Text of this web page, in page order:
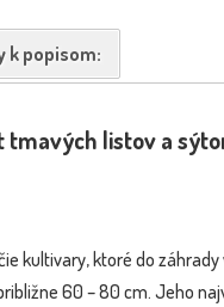
k popisom:
tmavých listov a
kultivary, ktoré do
60 – 80 cm. Jeho